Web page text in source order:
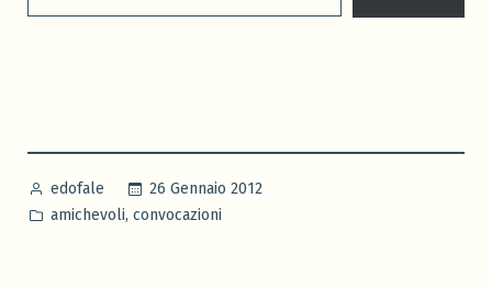
Pubblicato
da
edofale
26 Gennaio 2012
Pubblicato
amichevoli, convocazioni